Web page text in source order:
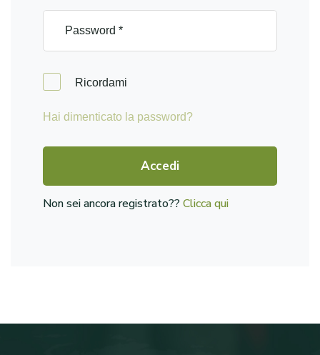
Ricordami
Hai dimenticato la password?
Accedi
Non sei ancora registrato??Clicca qui